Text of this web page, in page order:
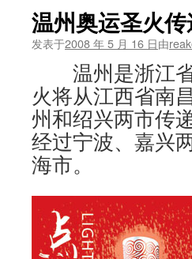
温州奥运圣火
发表于2008 年 5 月 16 日由
温州是浙江省
火将从江西省南
州和绍兴两市传
经过宁波、嘉兴
海市。